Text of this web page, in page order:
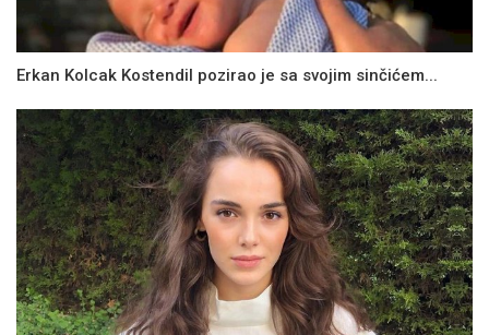
Erkan Kolcak Kostendil pozirao je sa svojim sinčićem...